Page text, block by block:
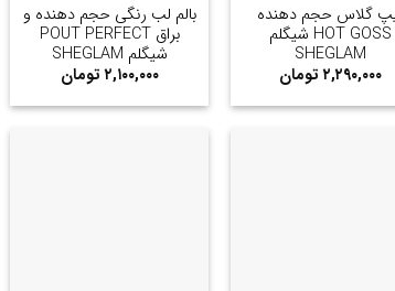
گلاس حجم دهنده
HOT GOSS شیگلم
SHEGLAM
۲,۲۹۰,۰۰۰تومان
بالم لب رنگی حجم دهنده و
براق POUT PERFECT
شیگلم SHEGLAM
۲,۱۰۰,۰۰۰تومان